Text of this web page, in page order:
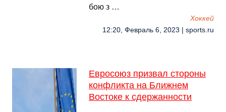
бою з …
Хоккей
12:20, Февраль 6, 2023 | sports.ru
Евросоюз призвал стороны
конфликта на Ближнем
Востоке к сдержанности